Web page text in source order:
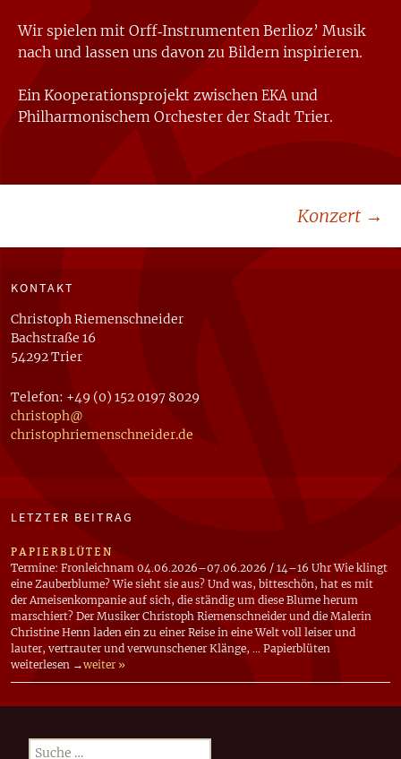
Wir spielen mit Orff‐Instrumenten Berlioz’ Musik
nach und lassen uns davon zu Bildern inspirieren.
Ein Kooperationsprojekt zwischen EKA und
Philharmonischem Orchester der Stadt Trier.
Beitragsnavigation
Konzert →
KONTAKT
Christoph Riemenschneider
Bachstraße 16
54292 Trier
Telefon: +49 (0) 152 0197 8029
christoph@
christophriemenschneider​.de
LETZTER BEITRAG
PAPIERBLÜTEN
Termine: Fronleichnam 04.06.2026–07.06.2026 / 14–16 Uhr Wie klingt
eine Zauberblume? Wie sieht sie aus? Und was, bitteschön, hat es mit
der Ameisenkompanie auf sich, die ständig um diese Blume herum
marschiert? Der Musiker Christoph Riemenschneider und die Malerin
Christine Henn laden ein zu einer Reise in eine Welt voll leiser und
lauter, vertrauter und verwunschener Klänge, … Papierblüten
weiterlesen →weiter »
Suchen